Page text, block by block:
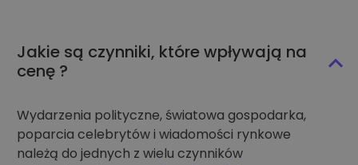
Jakie są czynniki, które wpływają na
cenę ?
Wydarzenia polityczne, światowa gospodarka,
poparcia celebrytów i wiadomości rynkowe
należą do jednych z wielu czynników